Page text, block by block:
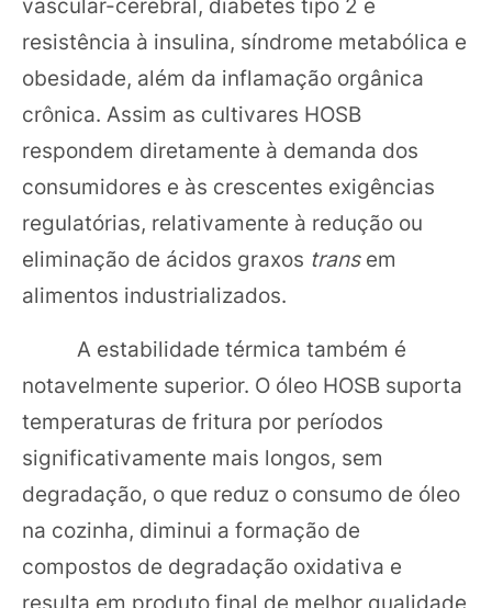
vascular-cerebral, diabetes tipo 2 e
resistência à insulina, síndrome metabólica e
obesidade, além da inflamação orgânica
crônica. Assim as cultivares HOSB
respondem diretamente à demanda dos
consumidores e às crescentes exigências
regulatórias, relativamente à redução ou
eliminação de ácidos graxos transem
alimentos industrializados.
A estabilidade térmica também é
notavelmente superior. O óleo HOSB suporta
temperaturas de fritura por períodos
significativamente mais longos, sem
degradação, o que reduz o consumo de óleo
na cozinha, diminui a formação de
compostos de degradação oxidativa e